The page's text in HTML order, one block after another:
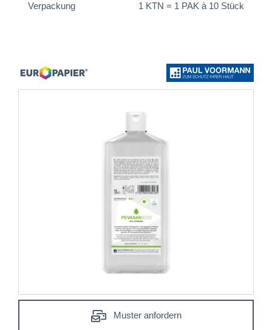
Verpackung 1 KTN = 1 PAK à 10 Stück
Muster anfordern